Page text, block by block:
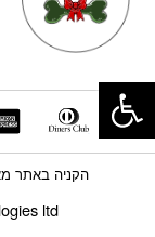
ltd
הקניה באתר
פתח